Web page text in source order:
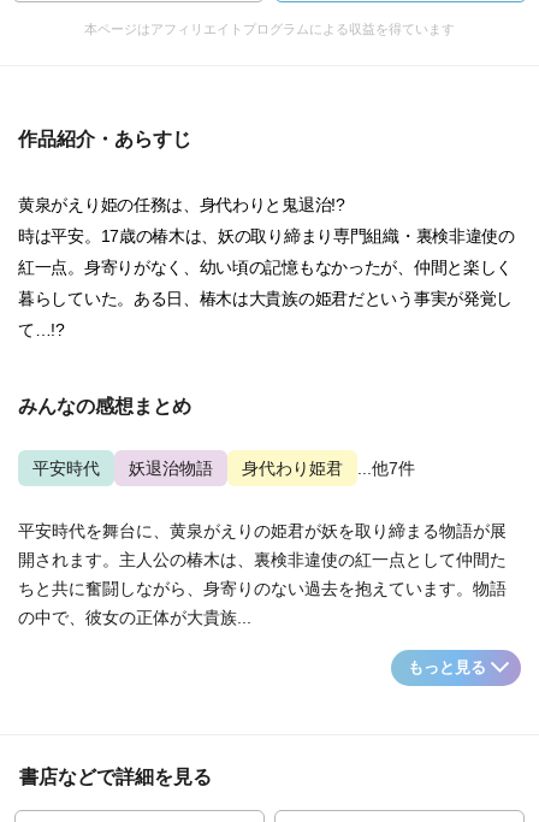
本ページはアフィリエイトプログラムによる収益を得ています
作品紹介・あらすじ
黄泉がえり姫の任務は、身代わりと鬼退治!?
時は平安。17歳の椿木は、妖の取り締まり専門組織・裏検非違使の
紅一点。身寄りがなく、幼い頃の記憶もなかったが、仲間と楽しく
暮らしていた。ある日、椿木は大貴族の姫君だという事実が発覚し
て…!?
みんなの感想まとめ
平安時代 妖退治物語 身代わり姫君 ...他7件
平安時代を舞台に、黄泉がえりの姫君が妖を取り締まる物語が展
開されます。主人公の椿木は、裏検非違使の紅一点として仲間た
ちと共に奮闘しながら、身寄りのない過去を抱えています。物語
の中で、彼女の正体が大貴族...
もっと見る
書店などで詳細を見る